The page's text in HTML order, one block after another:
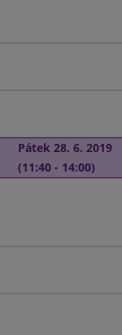
Pátek 28. 6. 2019
(11:40 - 14:00)